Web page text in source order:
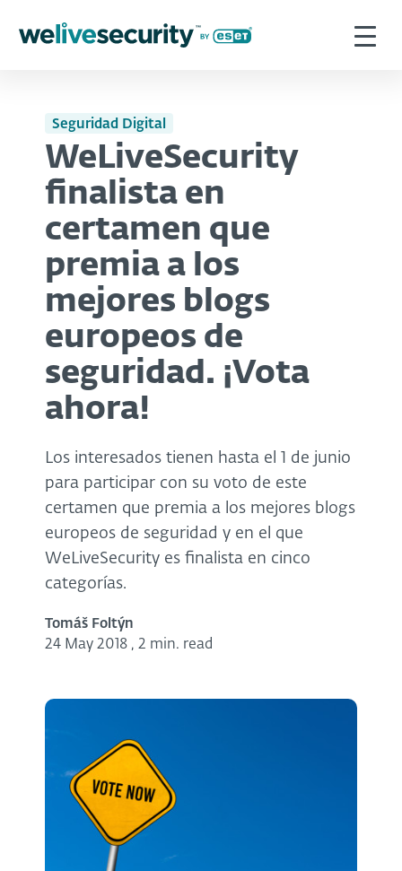
Seguridad Digital
WeLiveSecurity
finalista en
certamen que
premia a los
mejores blogs
europeos de
seguridad. ¡Vota
ahora!
Los interesados tienen hasta el 1 de junio
para participar con su voto de este
certamen que premia a los mejores blogs
europeos de seguridad y en el que
WeLiveSecurity es finalista en cinco
categorías.
Tomáš Foltýn
24 May 2018 , 2 min. read